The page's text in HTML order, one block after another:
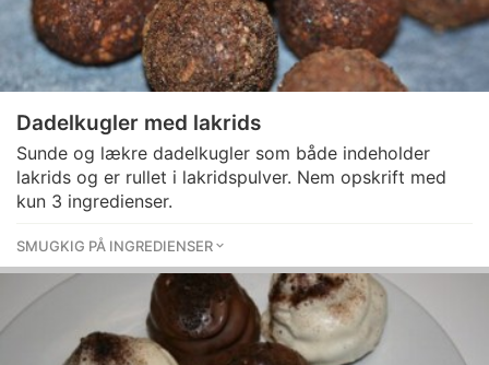
Dadelkugler med lakrids
Sunde og lækre dadelkugler som både indeholder
lakrids og er rullet i lakridspulver. Nem opskrift med
kun 3 ingredienser.
SMUGKIG PÅ INGREDIENSER